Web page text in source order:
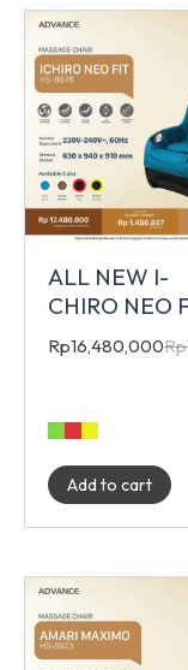
ALL NEW I-
CHIRO NEO
Rp
Rp16,480,000
Add to cart